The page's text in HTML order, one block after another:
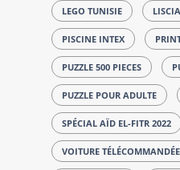
LEGO TUNISIE
PISCINE INTEX
PUZZLE 500 PIECES
PUZZLE POUR ADULTE
SPÉCIAL AÏD EL-FITR 2022
VOITURE TÉLÉCOMMANDÉE